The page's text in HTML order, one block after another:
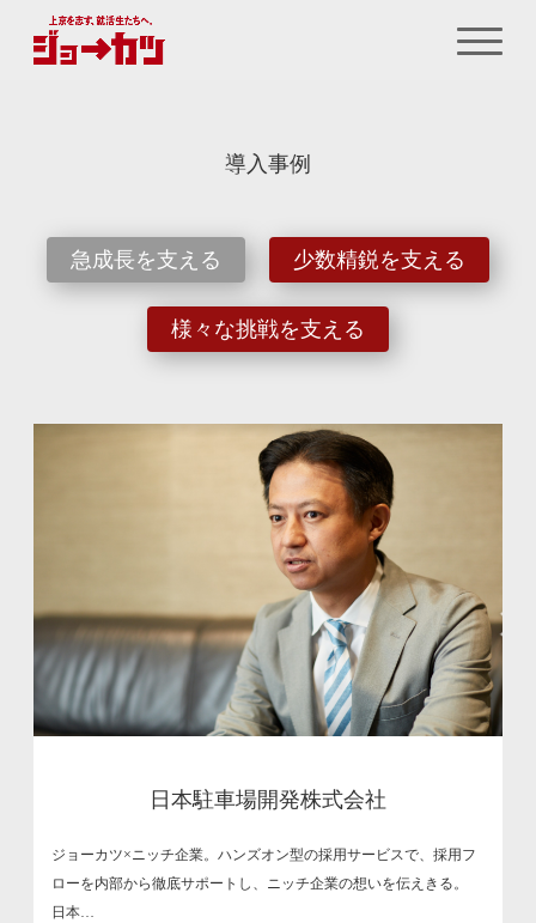
導入事例
急成長を支える 少数精鋭を支える
様々な挑戦を支える
日本駐車場開発株式会社
ジョーカツ×ニッチ企業。ハンズオン型の採用サービスで、採用フ
ローを内部から徹底サポートし、ニッチ企業の想いを伝えきる。
日本…